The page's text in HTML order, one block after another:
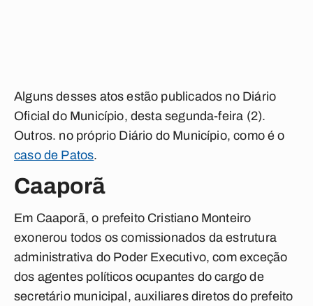
Alguns desses atos estão publicados no Diário
Oficial do Município, desta segunda-feira (2).
Outros. no próprio Diário do Município, como é o
caso de Patos.
Caaporã
Em Caaporã, o prefeito Cristiano Monteiro
exonerou todos os comissionados da estrutura
administrativa do Poder Executivo, com exceção
dos agentes políticos ocupantes do cargo de
secretário municipal, auxiliares diretos do prefeito